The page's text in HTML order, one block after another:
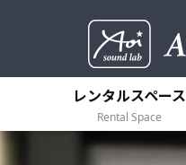
レンタルスペース
Rental Space